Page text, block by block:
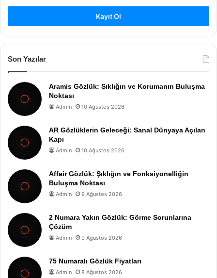
Kayıt Ol
Son Yazılar
Aramis Gözlük: Şıklığın ve Korumanın Buluşma
Noktası
Admin 10 Ağustos 2026
AR Gözlüklerin Geleceği: Sanal Dünyaya Açılan
Kapı
Admin 10 Ağustos 2026
Affair Gözlük: Şıklığın ve Fonksiyonelliğin
Buluşma Noktası
Admin 9 Ağustos 2026
2 Numara Yakın Gözlük: Görme Sorunlarına
Çözüm
Admin 9 Ağustos 2026
75 Numaralı Gözlük Fiyatları
Admin 8 Ağustos 2026